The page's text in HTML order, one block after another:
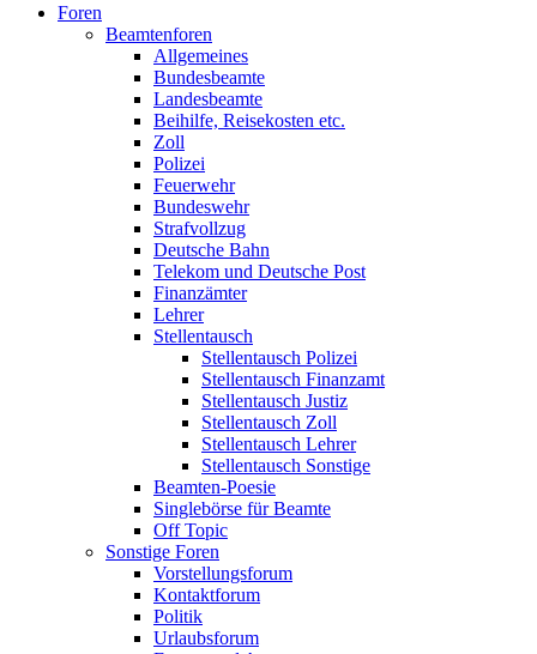
Foren
Beamtenforen
Allgemeines
Bundesbeamte
Landesbeamte
Beihilfe, Reisekosten etc.
Zoll
Polizei
Feuerwehr
Bundeswehr
Strafvollzug
Deutsche Bahn
Telekom und Deutsche Post
Finanzämter
Lehrer
Stellentausch
Stellentausch Polizei
Stellentausch Finanzamt
Stellentausch Justiz
Stellentausch Zoll
Stellentausch Lehrer
Stellentausch Sonstige
Beamten-Poesie
Singlebörse für Beamte
Off Topic
Sonstige Foren
Vorstellungsforum
Kontaktforum
Politik
Urlaubsforum